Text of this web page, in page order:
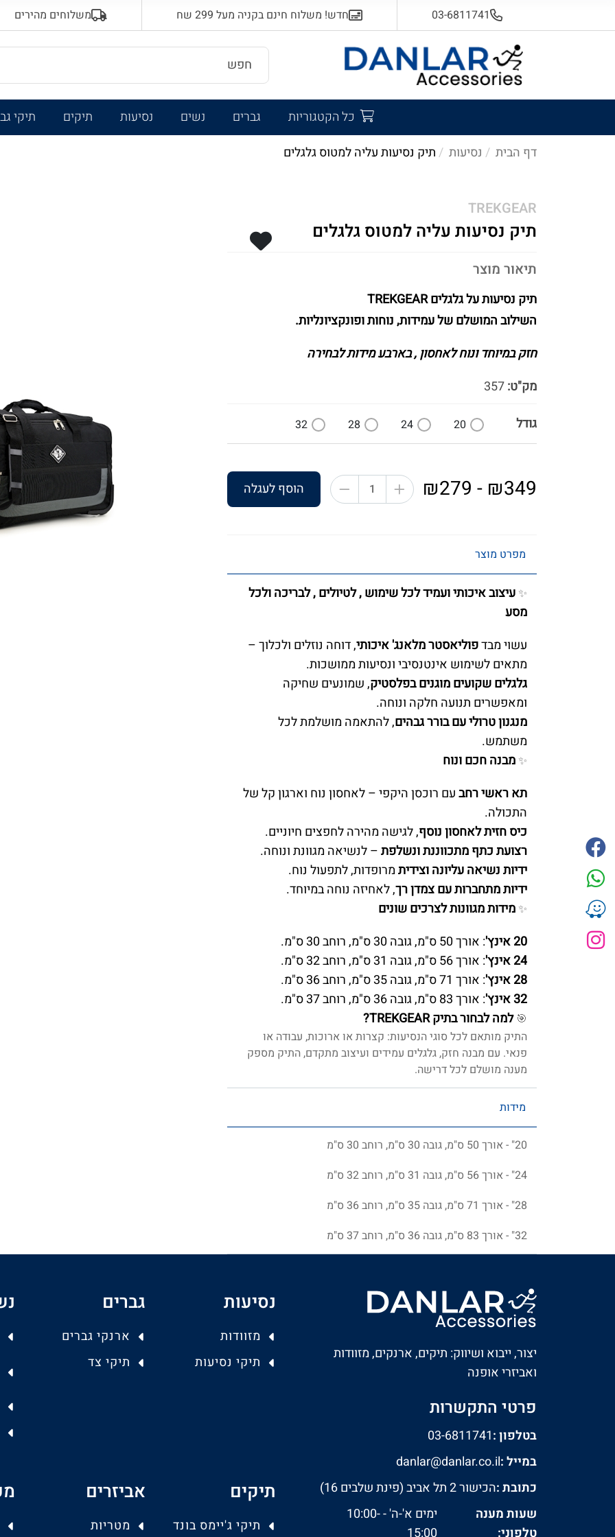
03-6811741 חדש! משלוח חינם בקניה מעל 299 שח משלוחים מהירים
כל הקטגוריות גברים נשים נסיעות תיקים
תיקי גב
דף הבית
נסיעות תיק נסיעות עליה למטוס גלגלים
TREKGEAR
תיק נסיעות עליה למטוס גלגלים
תיאור מוצר
תיק נסיעות על גלגלים TREKGEAR
השילוב המושלם של עמידות, נוחות ופונקציונליות.
חזק במיוחד ונוח לאחסון , בארבע מידות לבחירה
מק"ט:
גודל
20
24
28
32
₪349 - ₪279 הוסף לעגלה
מפרט מוצר
✨עיצוב איכותי ועמיד לכל שימוש , לטיולים , לבריכה ולכל
מסע
עשוי מבדפוליאסטר מלאנג' איכותי, דוחה נוזלים ולכלוך –
מתאים לשימוש אינטנסיבי ונסיעות ממושכות.
גלגלים שקועים מוגנים בפלסטיק, שמונעים שחיקה
ומאפשרים תנועה חלקה ונוחה.
מנגנון טרולי עם בורר גבהים, להתאמה מושלמת לכל
משתמש.
✨מבנה חכם ונוח
תא ראשי רחבעם רוכסן היקפי – לאחסון נוח וארגון קל של
התכולה.
כיס חזית לאחסון נוסף, לגישה מהירה לחפצים חיוניים.
רצועת כתף מתכווננת ונשלפת– לנשיאה מגוונת ונוחה.
ידיות נשיאה עליונה וצידיתמרופדות, לתפעול נוח.
ידיות מתחברות עם צמדן רך, לאחיזה נוחה במיוחד.
✨מידות מגוונות לצרכים שונים
20 אינץ'
: אורך 50 ס"מ, גובה 30 ס"מ, רוחב 30 ס"מ.
24 אינץ'
: אורך 56 ס"מ, גובה 31 ס"מ, רוחב 32 ס"מ.
28 אינץ'
: אורך 71 ס"מ, גובה 35 ס"מ, רוחב 36 ס"מ.
32 אינץ'
: אורך 83 ס"מ, גובה 36 ס"מ, רוחב 37 ס"מ.
🎯למה לבחור בתיק TREKGEAR?
התיק מותאם לכל סוגי הנסיעות: קצרות או ארוכות, עבודה או
פנאי. עם מבנה חזק, גלגלים עמידים ועיצוב מתקדם, התיק מספק
מענה מושלם לכל דרישה.
מידות
20" - אורך 50 ס"מ, גובה 30 ס"מ, רוחב 30 ס"מ
24" - אורך 56 ס"מ, גובה 31 ס"מ, רוחב 32 ס"מ
28" - אורך 71 ס"מ, גובה 35 ס"מ, רוחב 36 ס"מ
32" - אורך 83 ס"מ, גובה 36 ס"מ, רוחב 37 ס"מ
יצור, ייבוא ושיווק: תיקים, ארנקים, מזוודות
ואביזרי אופנה
פרטי התקשרות
בטלפון :03-6811741
במייל :danlar@danlar.co.il
כתובת :הכישור 2 תל אביב (פינת שלבים 16)
שעות מענה
טלפוני:
ימים א'-ה' - 10:00-
15:00
נסיעות
מזוודות
תיקי נסיעות
גברים
ארנקי גברים
תיקי צד
תיקים
תיקי ג'יימס בונד
אביזרים
מטריות